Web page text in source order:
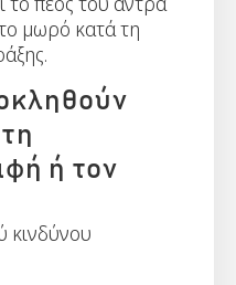
μωρό κατά τη
ή τον
κινδύνου